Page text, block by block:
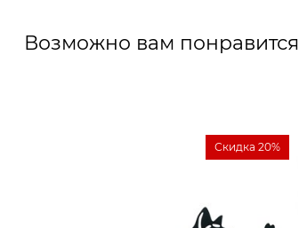
Возможно вам понравится
Скидка 20%